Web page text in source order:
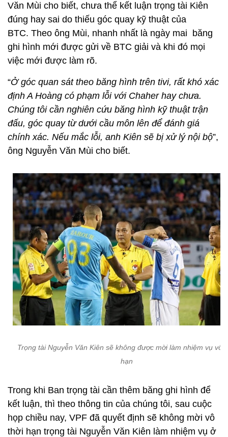
Văn Mùi cho biết, chưa thể kết luận trọng tài Kiên
đúng hay sai do thiếu góc quay kỹ thuật của
BTC. Theo ông Mùi, nhanh nhất là ngày mai băng
ghi hình mới được gửi về BTC giải và khi đó mọi
việc mới được làm rõ.
“Ở góc quan sát theo băng hình trên tivi, rất khó xác
định A Hoàng có phạm lỗi với Chaher hay chưa.
Chúng tôi cần nghiên cứu băng hình kỹ thuật trận
đấu, góc quay từ dưới cầu môn lên để đánh giá
chính xác. Nếu mắc lỗi, anh Kiên sẽ bị xử lý nội bộ”,
ông Nguyễn Văn Mùi cho biết.
Trọng tài Nguyễn Văn Kiên sẽ không được mời làm nhiệm vụ vô
hạn
Trong khi Ban trọng tài cần thêm băng ghi hình để
kết luận, thì theo thông tin của chúng tôi, sau cuộc
họp chiều nay, VPF đã quyết định sẽ không mời vô
thời hạn trọng tài Nguyễn Văn Kiên làm nhiệm vụ ở